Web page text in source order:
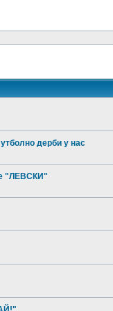
дерби у нас
"ЛЕВСКИ"